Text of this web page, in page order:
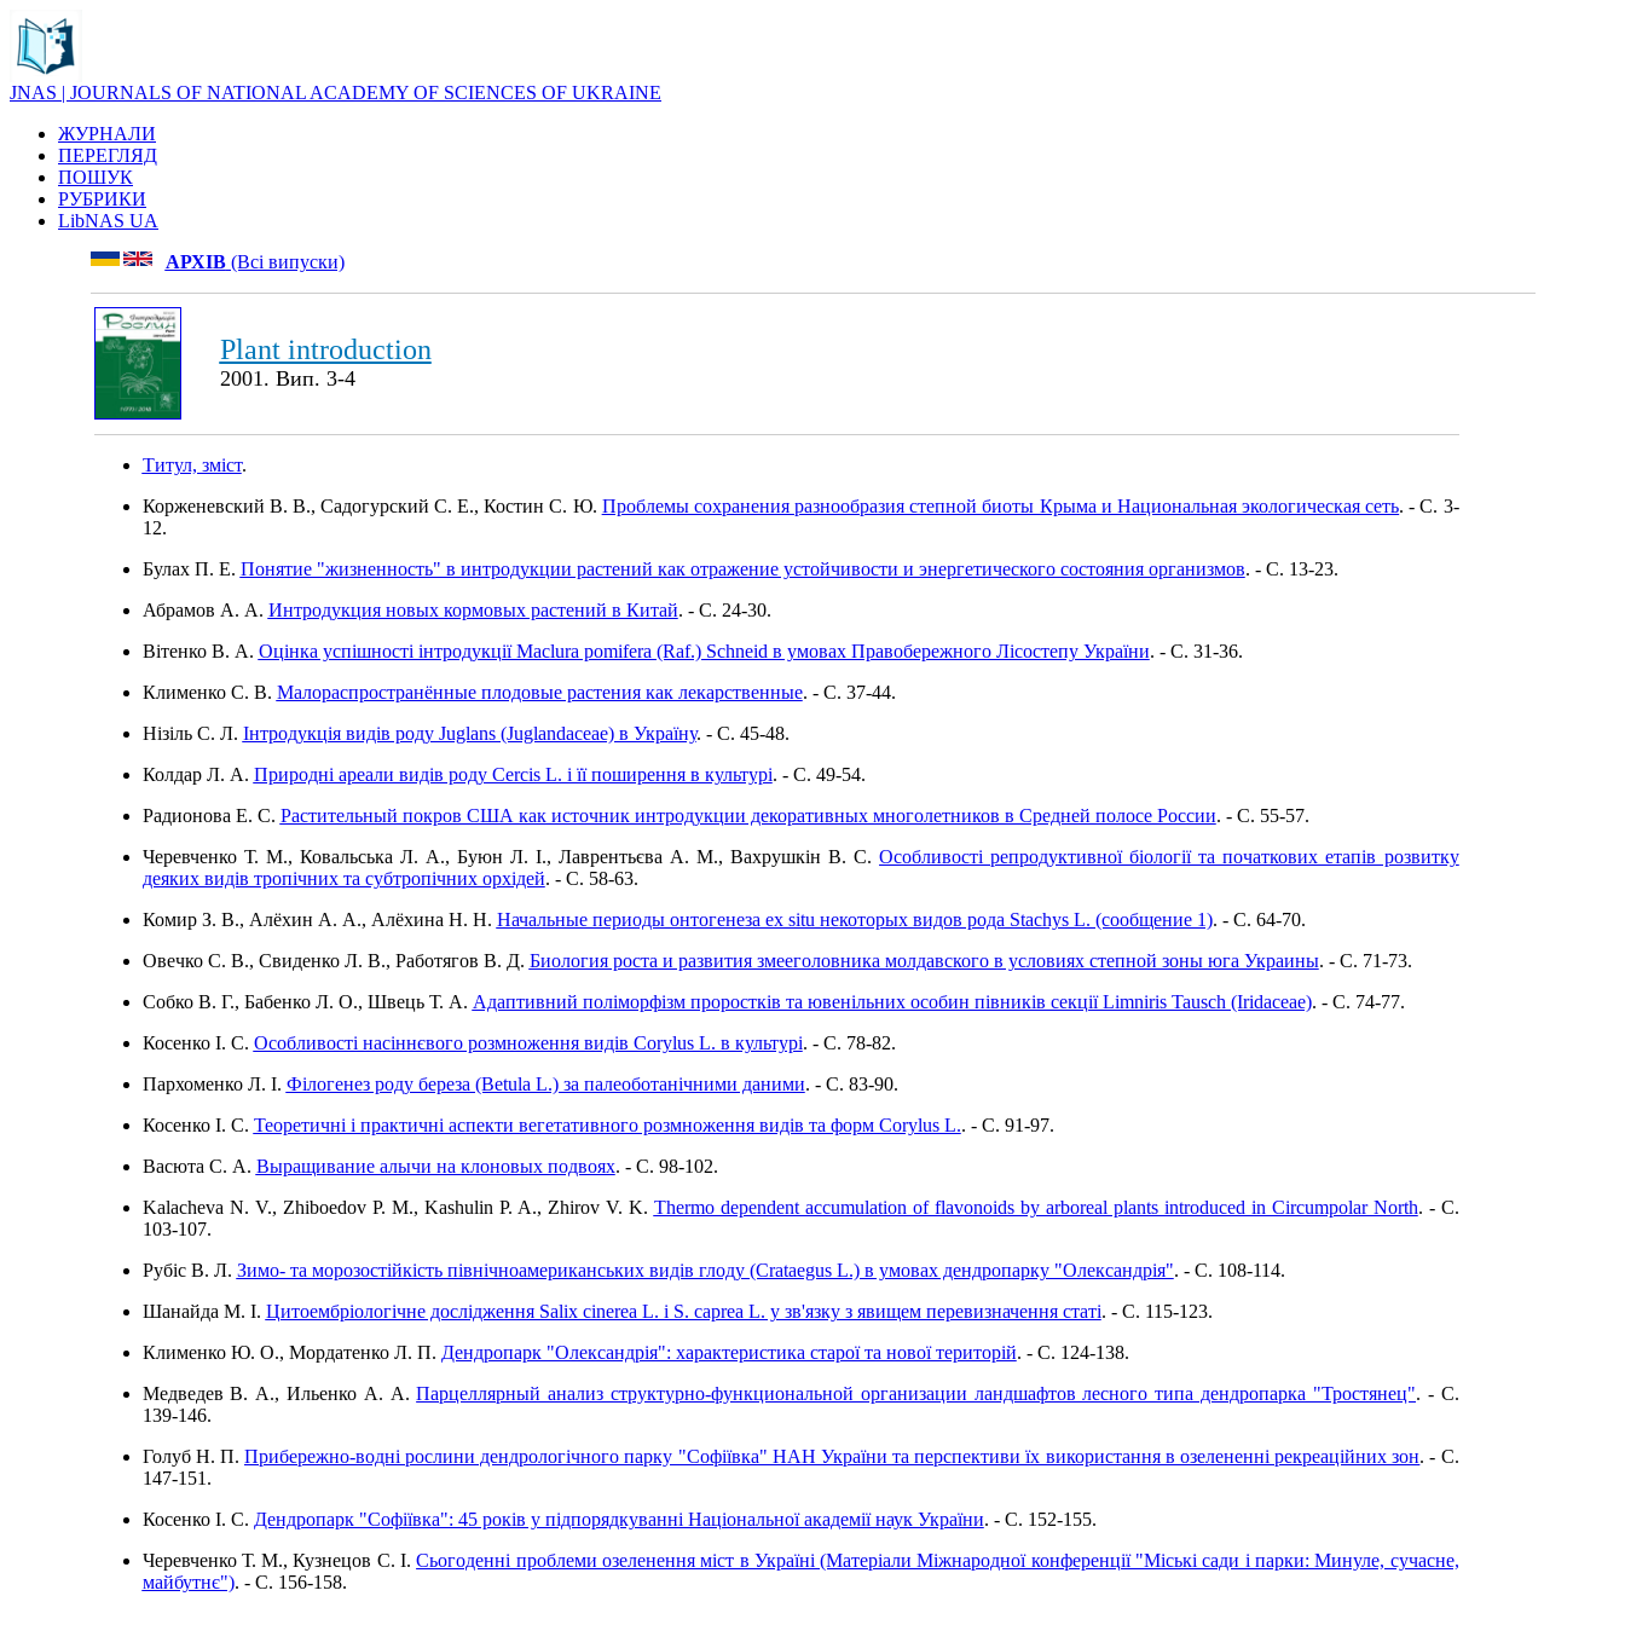
JNAS | JOURNALS OF NATIONAL ACADEMY OF SCIENCES OF UKRAINE
ЖУРНАЛИ
ПЕРЕГЛЯД
ПОШУК
РУБРИКИ
LibNAS UA
АРХІВ(Всі випуски)
Plant introduction
2001. Вип. 3-4
Титул, зміст.
Корженевский В. В., Садогурский С. Е., Костин С. Ю. Проблемы сохранения разнообразия степной биоты Крыма и Национальная экологическая сеть. - C. 3-
12.
Булах П. Е. Понятие "жизненность" в интродукции растений как отражение устойчивости и энергетического состояния организмов. - C. 13-23.
Абрамов А. А. Интродукция новых кормовых растений в Китай. - C. 24-30.
Вітенко В. А. Оцінка успішності інтродукції Масlura pomifera (Raf.) Schneid в умовах Правобережного Лісостепу України. - C. 31-36.
Клименко С. В. Малораспространённые плодовые растения как лекарственные. - C. 37-44.
Нізіль С. Л. Інтродукція видів роду Juglans (Juglandaceae) в Україну. - C. 45-48.
Колдар Л. А. Природні ареали видів роду Cercis L. і її поширення в культурі. - C. 49-54.
Радионова Е. С. Растительный покров США как источник интродукции декоративных многолетников в Средней полосе России. - C. 55-57.
Черевченко Т. М., Ковальська Л. А., Буюн Л. І., Лаврентьєва A. M., Вахрушкін B. C.Особливості репродуктивної біології та початкових етапів розвитку
деяких видів тропічних та субтропічних орхідей. - C. 58-63.
Комир З. В., Алёхин А. А., Алёхина Н. Н. Начальные периоды онтогенеза ex situ некоторых видов рода Stachys L. (сообщение 1). - C. 64-70.
Овечко С. В., Свиденко Л. В., Работягов В. Д. Биология роста и развития змееголовника молдавского в условиях степной зоны юга Украины. - C. 71-73.
Собко В. Г., Бабенко Л. О., Швець Т. А. Адаптивний поліморфізм проростків та ювенільних особин півників секції Limniris Tausch (Iridaceae). - C. 74-77.
Косенко І. С. Особливості насіннєвого розмноження видів Corylus L. в культурі. - C. 78-82.
Пархоменко Л. І. Філогенез роду береза (Betula L.) за палеоботанічними даними. - C. 83-90.
Косенко І. С. Теоретичні і практичні аспекти вегетативного розмноження видів та форм Corylus L.. - C. 91-97.
Васюта С. А. Выращивание алычи на клоновых подвоях. - C. 98-102.
Kalacheva N. V., Zhiboedov P. M., Kashulin P. A., Zhirov V. K. Thermo dependent accumulation of flavonoids by arboreal plants introduced in Circumpolar North. - C.
103-107.
Рубіс В. Л. Зимо- та морозостійкість північноамериканських видів глоду (Crataegus L.) в умовах дендропарку "Олександрія". - C. 108-114.
Шанайда М. І. Цитоембріологічне дослідження Salix cinerea L. і S. caprea L. у зв'язку з явищем перевизначення статі. - C. 115-123.
Клименко Ю. О., Мордатенко Л. П. Дендропарк "Олександрія": характеристика старої та нової територій. - C. 124-138.
Медведев В. А., Ильенко А. А.Парцеллярный анализ структурно-функциональной организации ландшафтов лесного типа дендропарка "Тростянец". - C.
139-146.
Голуб Н. П. Прибережно-водні рослини дендрологічного парку "Софіївка" НАН України та перспективи їх використання в озелененні рекреаційних зон. - C.
147-151.
Косенко І. С. Дендропарк "Софіївка": 45 років у підпорядкуванні Національної академії наук України. - C. 152-155.
Черевченко Т. М., Кузнецов С. І.Сьогоденні проблеми озеленення міст в Україні (Матеріали Міжнародної конференції "Міські сади і парки: Минуле, сучасне,
майбутнє"). - C. 156-158.